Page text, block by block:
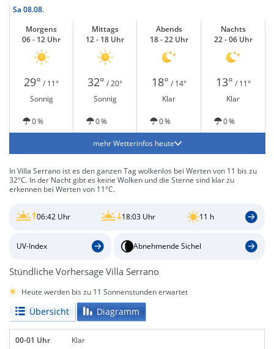
Sa 08.08.
Morgens
06 - 12 Uhr
Mittags
12 - 18 Uhr
Abends
18 - 22 Uhr
Nachts
22 - 06 Uhr
29° / 11° 32° / 20° 18° / 14° 13° / 11°
Sonnig
Sonnig Klar Klar
0 % 0 % 0 % 0 %
mehr Wetterinfos heute
In Villa Serrano ist es den ganzen Tag wolkenlos bei Werten von 11 bis zu
32°C. In der Nacht gibt es keine Wolken und die Sterne sind klar zu
erkennen bei Werten von 11°C.
06:42 Uhr 18:03 Uhr 11 h
UV-Index Abnehmende Sichel
Stündliche Vorhersage Villa Serrano
Heute werden bis zu 11 Sonnenstunden erwartet
Übersicht Diagramm
00-01 Uhr Klar